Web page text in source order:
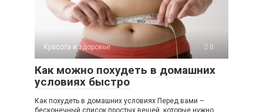
Красота и здоровье 0
Как можно похудеть в домашних
условиях быстро
Как похудеть в домашних условиях Перед вами –